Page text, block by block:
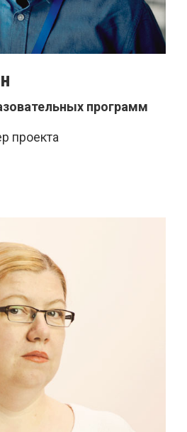
программ
проекта